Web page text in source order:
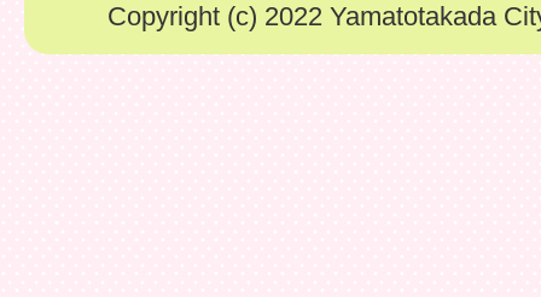
Copyright (c) 2022 Yamatotakada